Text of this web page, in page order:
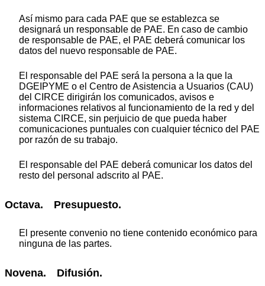
Así mismo para cada PAE que se establezca se
designará un responsable de PAE. En caso de cambio
de responsable de PAE, el PAE deberá comunicar los
datos del nuevo responsable de PAE.
El responsable del PAE será la persona a la que la
DGEIPYME o el Centro de Asistencia a Usuarios (CAU)
del CIRCE dirigirán los comunicados, avisos e
informaciones relativos al funcionamiento de la red y del
sistema CIRCE, sin perjuicio de que pueda haber
comunicaciones puntuales con cualquier técnico del PAE
por razón de su trabajo.
El responsable del PAE deberá comunicar los datos del
resto del personal adscrito al PAE.
Octava. Presupuesto.
El presente convenio no tiene contenido económico para
ninguna de las partes.
Novena. Difusión.